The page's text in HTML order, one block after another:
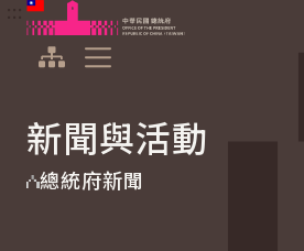
跳到主要內容
中華民國總統府
新聞與活動
總統府新聞